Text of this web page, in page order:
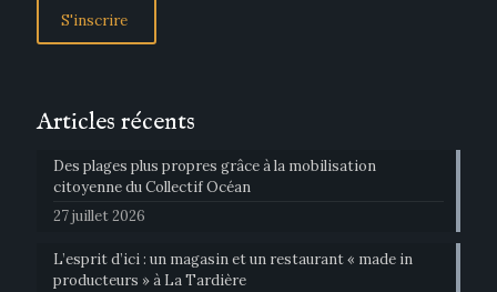
Articles récents
Des plages plus propres grâce à la mobilisation
citoyenne du Collectif Océan
27 juillet 2026
L’esprit d’ici : un magasin et un restaurant « made in
producteurs » à La Tardière